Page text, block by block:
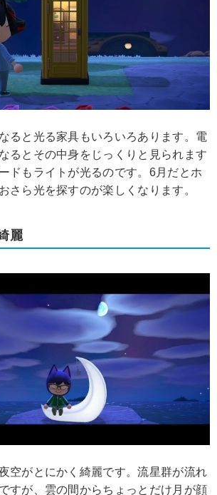
ると光る家具もいろいろあります。電
るとその中身をじっくりと見られます
ドもライトが光るのです。6月だとホ
さら光を探すのが楽しくなります。
麗
空がとにかく綺麗です。流星群が流れ
すが、雲の間からちょっとだけ月が顔